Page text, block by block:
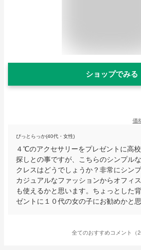
ショップでみる
価
ぴっとらっか(40代・女性)
４℃のアクセサリーをプレゼントに高
探しとの事ですが、こちらのシンプル
クレスはどうでしょうか？非常にシン
カジュアルなファッションからオフィ
も使えるかと思います。ちょっとした
ゼントに１０代の女の子にお勧めかと思
全てのおすすめコメント（2